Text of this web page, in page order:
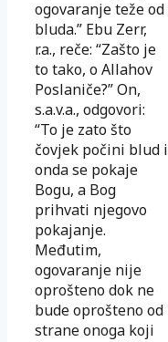
ogovaranje teže od
bluda.” Ebu Zerr,
r.a., reče: “Zašto je
to tako, o Allahov
Poslaniče?” On,
s.a.v.a., odgovori:
“To je zato što
čovjek počini blud i
onda se pokaje
Bogu, a Bog
prihvati njegovo
pokajanje.
Međutim,
ogovaranje nije
oprošteno dok ne
bude oprošteno od
strane onoga koji